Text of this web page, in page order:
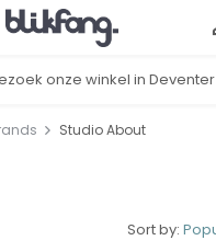
onze winkel in Deventer
Studio About
Sort by: